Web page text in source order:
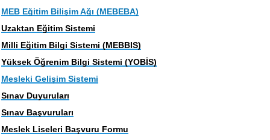
MEB Eğitim Bilişim Ağı (MEBEBA)
Uzaktan Eğitim Sistemi
Milli Eğitim Bilgi Sistemi (MEBBIS)
Yüksek Öğrenim Bilgi Sistemi (YOBİS)
Mesleki Gelişim Sistemi
Sınav Duyuruları
Sınav Başvuruları
Meslek Liseleri Başvuru Formu